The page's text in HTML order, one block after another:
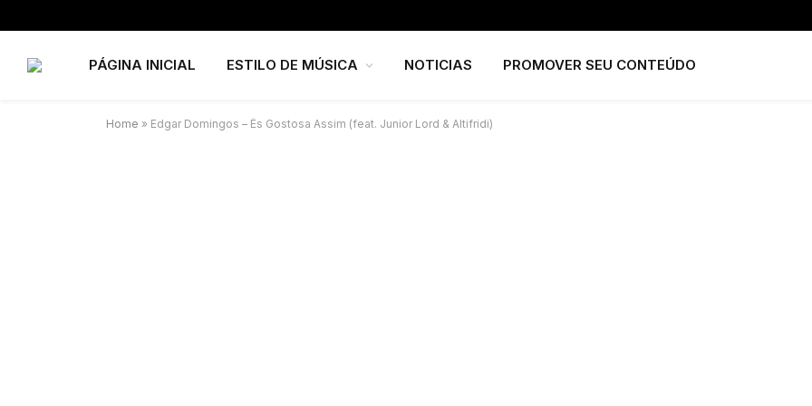
PÁGINA INICIAL ESTILO DE MÚSICA NOTICIAS PROMOVER SEU CONTEÚDO
Home » Edgar Domingos – És Gostosa Assim (feat. Junior Lord & Altifridi)